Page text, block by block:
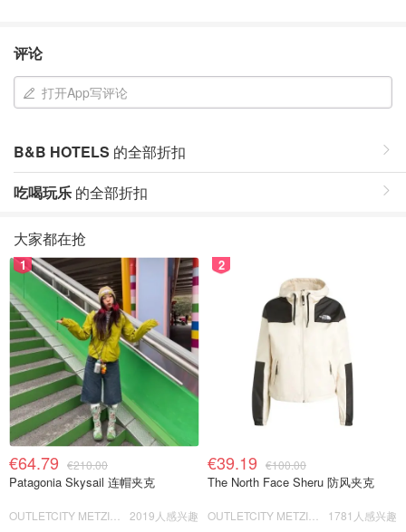
评论
打开App写评论
B&B HOTELS 的全部折扣
吃喝玩乐 的全部折扣
大家都在抢
1
€64.79 €210.00
Patagonia Skysail 连帽夹克
2019人感兴趣
2
€39.19 €100.00
The North Face Sheru 防风夹克
1781人感兴趣